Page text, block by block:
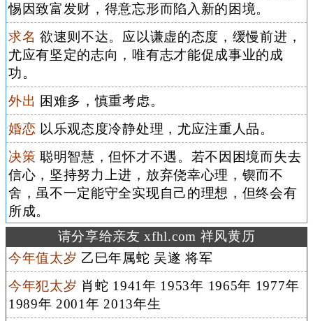
惕因致富发财，得意忘形而陷入新的困境。
求名 欲速则不达。应以谦虚的态度，缓慢前进，
尤应有坚定的志向，唯有志才能促成事业的成
功。
外出 困难多，慎重考虑。
婚恋 以乐观态度冷静处理，尤应注重人品。
决策 聪明智慧，但怀才不遇。若不因困境而失去
信心，坚持努力上进，放弃侥幸心理，锲而不
舍，虽不一定能守全实现自己的理想，但终会有
所成。
请分享给亲友 xfhl.com 祥风黄历
今年值太岁 乙巳年属蛇 吴遂 将军
今年犯太岁 肖蛇 1941年 1953年 1965年 1977年
1989年 2001年 2013年生